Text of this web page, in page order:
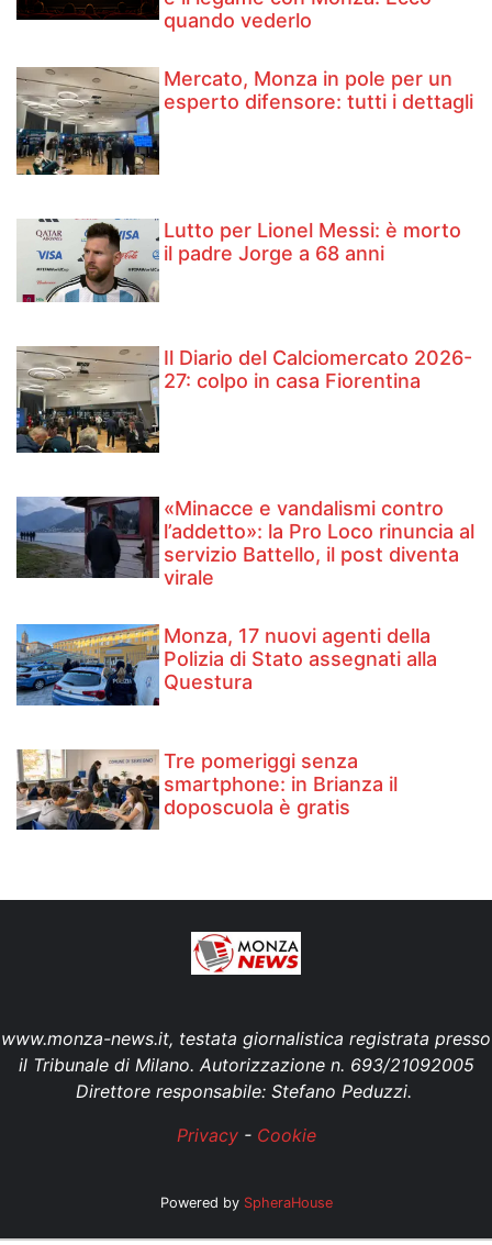
quando vederlo
Mercato, Monza in pole per un
esperto difensore: tutti i dettagli
Lutto per Lionel Messi: è morto
il padre Jorge a 68 anni
Il Diario del Calciomercato 2026-
27: colpo in casa Fiorentina
«Minacce e vandalismi contro
l’addetto»: la Pro Loco rinuncia al
servizio Battello, il post diventa
virale
Monza, 17 nuovi agenti della
Polizia di Stato assegnati alla
Questura
Tre pomeriggi senza
smartphone: in Brianza il
doposcuola è gratis
www.monza-news.it, testata giornalistica registrata presso
il Tribunale di Milano. Autorizzazione n. 693/21092005
Direttore responsabile: Stefano Peduzzi.
Privacy- Cookie
Powered by SpheraHouse